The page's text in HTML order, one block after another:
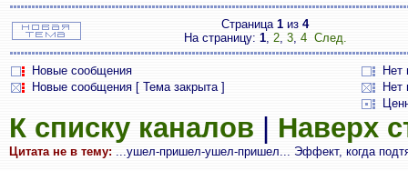
Страница 1 из 4
На страницу: 1, 2, 3, 4 След.
Новые сообщения
Нет
Новые сообщения [ Тема закрыта ]
Нет
К списку каналов Наверх
Цитата не в тему: ...ушел-пришел-ушел-пришел... Эффект, когда